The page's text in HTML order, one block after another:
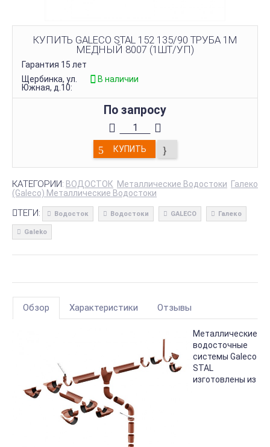
КУПИТЬ GALECO STAL 152 135/90 ТРУБА 1М
МЕДНЫЙ 8007 (1ШТ/УП)
Гарантия 15 лет
Щербинка, ул.
Южная, д.10:
В наличии
По запросу
КУПИТЬ
КАТЕГОРИИ: ВОДОСТОК Металлические Водостоки Галеко
(Galeco) Металлические Водостоки
ТЕГИ: Водосток Водостоки GALECO Галеко
Galeko
Обзор Характеристики Отзывы
Металлические
водосточные
системы Galeco
STAL
изготовлены из